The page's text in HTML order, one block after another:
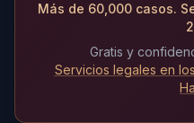
Más de 60,000 casos.
Gratis y
Servicios legales en